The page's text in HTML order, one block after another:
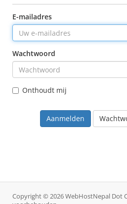
E-mailadres
Wachtwoord
Onthoudt mij
Copyright © 2026 WebHostNepal Dot